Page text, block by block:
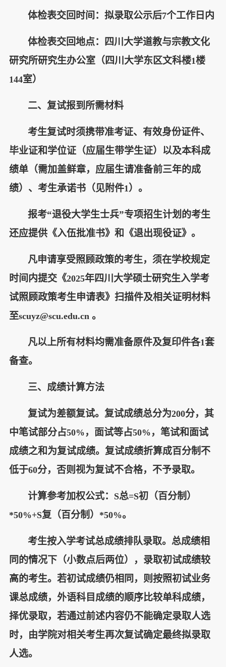
体检表交回时间：拟录取公示后7个工作日内
体检表交回地点：四川大学道教与宗教文化
研究所研究生办公室（四川大学东区文科楼1楼
144室）
二、复试报到所需材料
考生复试时须携带准考证、有效身份证件、
毕业证和学位证（应届生带学生证）以及本科成
绩单（需加盖鲜章，应届生请准备前三年的成
绩）、考生承诺书（见附件1 ）。
报考“退役大学生士兵”专项招生计划的考生
还应提供《入伍批准书》和《退出现役证》。
凡申请享受照顾政策的考生，须在学校规定
时间内提交《2025年四川大学硕士研究生入学考
试照顾政策考生申请表》扫描件及相关证明材料
至scuyz@scu.edu.cn 。
凡以上所有材料均需准备原件及复印件各1套
备查。
三、成绩计算方法
复试为差额复试。复试成绩总分为200分，其
中笔试部分占50% ，面试等占50% ，笔试和面试
成绩之和为复试成绩。复试成绩折算成百分制不
低于60分，否则视为复试不合格，不予录取。
计算参考加权公式： S总=S初（百分制）
*50%+S复（百分制） *50%。
考生按入学考试总成绩排队录取。总成绩相
同的情况下（小数点后两位），录取初试成绩较
高的考生。若初试成绩仍相同，则按照初试业务
课总成绩，外语科目成绩的顺序比较单科成绩，
择优录取，若通过前述内容仍不能确定录取人选
时，由学院对相关考生再次复试确定最终拟录取
人选。